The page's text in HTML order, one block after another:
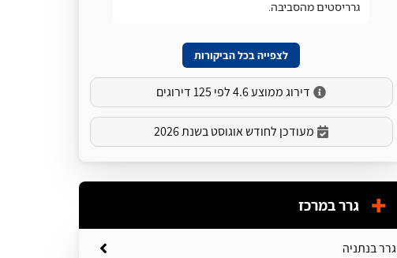
גרריסטים מהסביבה.
לצפייה בכל הביקורות
דירוג ממוצע 4.6 לפי 125 דירוגים
מעודכן לחודש אוגוסט בשנת 2026
גרר במרכז
גרר בנתניה